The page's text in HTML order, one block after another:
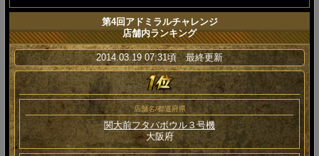
第4回アドミラルチャレンジ
店舗内ランキング
2014.03.19 07:31頃 最終更新
店舗名/都道府県
関大前フタバボウル３号機
大阪府